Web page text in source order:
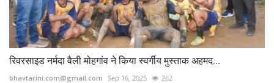
रिवरसाइड नर्मदा वैली मोहगांव ने किया स्वर्गीय मुस्ताक अहमद...
bhavtarini.com@gmail.com Sep 16, 2025 262